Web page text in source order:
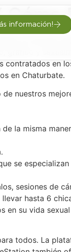
información!
22 de julio,
y
contratados en
en Chaturbate.
nuestros
la misma
se
sesiones de
hasta 6
en su vida
todos. La